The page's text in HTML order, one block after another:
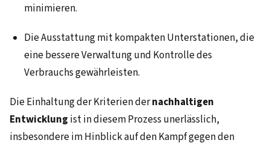
minimieren.
Die Ausstattung mit kompakten Unterstationen, die
eine bessere Verwaltung und Kontrolle des
Verbrauchs gewährleisten.
Die Einhaltung der Kriterien dernachhaltigen
Entwicklung ist in diesem Prozess unerlässlich,
insbesondere im Hinblick auf den Kampf gegen den